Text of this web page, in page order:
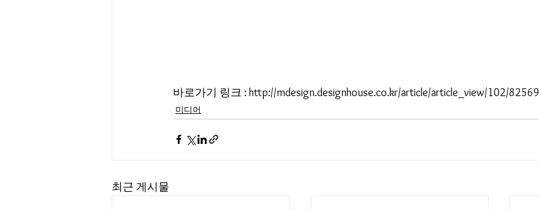
바로가기 링크 : http://mdesign.designhouse.co.kr/article/article_view/102/82569
미디어
최근 게시물